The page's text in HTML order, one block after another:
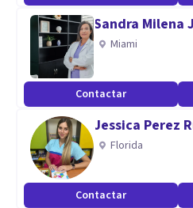
Sandra Milena
Miami
Contactar
Jessica Perez
Florida
Contactar